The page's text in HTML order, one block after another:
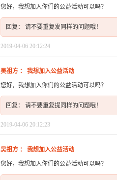
您好，我想加入你们的公益活动可以吗？
回复： 请不要重复发同样的问题哦！
2019-04-06 20:12:24
吴祖方 ： 我想加入公益活动
您好，我想加入你们的公益活动可以吗？
回复： 请不要重复提同样的问题哦！
2019-04-06 20:12:23
吴祖方 ： 我想加入公益活动
您好，我想加入你们的公益活动可以吗？